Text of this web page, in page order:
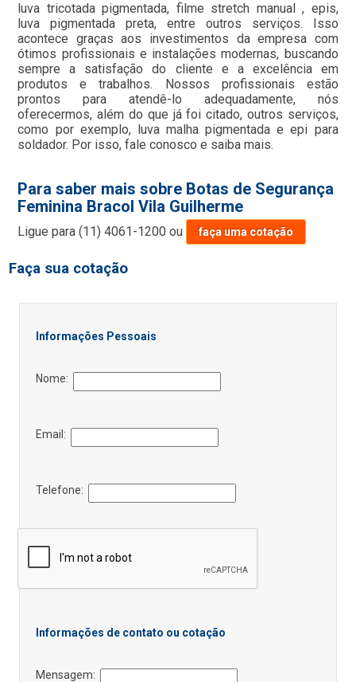
luva tricotada pigmentada, filme stretch manual , epis,
luva pigmentada preta, entre outros serviços. Isso
acontece graças aos investimentos da empresa com
ótimos profissionais e instalações modernas, buscando
sempre a satisfação do cliente e a excelência em
produtos e trabalhos. Nossos profissionais estão
prontos para atendê-lo adequadamente, nós
oferecermos, além do que já foi citado, outros serviços,
como por exemplo, luva malha pigmentada e epi para
soldador. Por isso, fale conosco e saiba mais.
Para saber mais sobre Botas de Segurança
Feminina Bracol Vila Guilherme
Ligue para(11) 4061-1200 ou faça uma cotação
Faça sua cotação
Informações Pessoais
Nome:
Email:
Telefone:
Informações de contato ou cotação
Mensagem: